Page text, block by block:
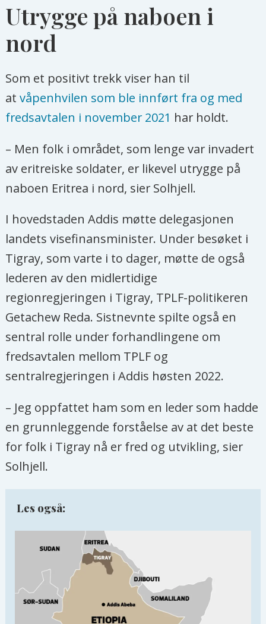
Utrygge på naboen i
nord
Som et positivt trekk viser han til
at våpenhvilen som ble innført fra og med
fredsavtalen i november 2021 har holdt.
– Men folk i området, som lenge var invadert
av eritreiske soldater, er likevel utrygge på
naboen Eritrea i nord, sier Solhjell.
I hovedstaden Addis møtte delegasjonen
landets visefinansminister. Under besøket i
Tigray, som varte i to dager, møtte de også
lederen av den midlertidige
regionregjeringen i Tigray, TPLF-politikeren
Getachew Reda. Sistnevnte spilte også en
sentral rolle under forhandlingene om
fredsavtalen mellom TPLF og
sentralregjeringen i Addis høsten 2022.
– Jeg oppfattet ham som en leder som hadde
en grunnleggende forståelse av at det beste
for folk i Tigray nå er fred og utvikling, sier
Solhjell.
Les også: